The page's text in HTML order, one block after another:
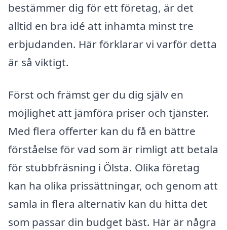
bestämmer dig för ett företag, är det
alltid en bra idé att inhämta minst tre
erbjudanden. Här förklarar vi varför detta
är så viktigt.
Först och främst ger du dig själv en
möjlighet att jämföra priser och tjänster.
Med flera offerter kan du få en bättre
förståelse för vad som är rimligt att betala
för stubbfräsning i Ölsta. Olika företag
kan ha olika prissättningar, och genom att
samla in flera alternativ kan du hitta det
som passar din budget bäst. Här är några